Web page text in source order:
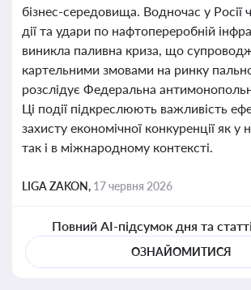
бізнес-середовища. Водночас у Росії
дії та удари по нафтопереробній
виникла паливна криза, що
картельними змовами на ринку
розслідує Федеральна
Ці події підкреслюють важливість
захисту економічної конкуренції як у
так і в міжнародному контексті.
LIGA ZAKON, 17 червня 2026
Повний AI-підсумок дня та
ОЗНАЙОМИТИСЯ